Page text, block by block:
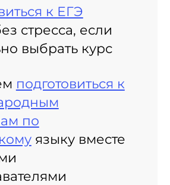
к ЕГЭ
стресса, если
выбрать курс
подготовиться к
по
языку вместе